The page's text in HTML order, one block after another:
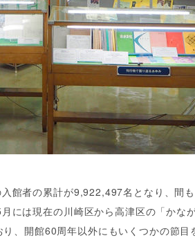
館者の累計が9,922,497名となり、間
には現在の川崎区から高津区の「かな
、開館60周年以外にもいくつかの節目